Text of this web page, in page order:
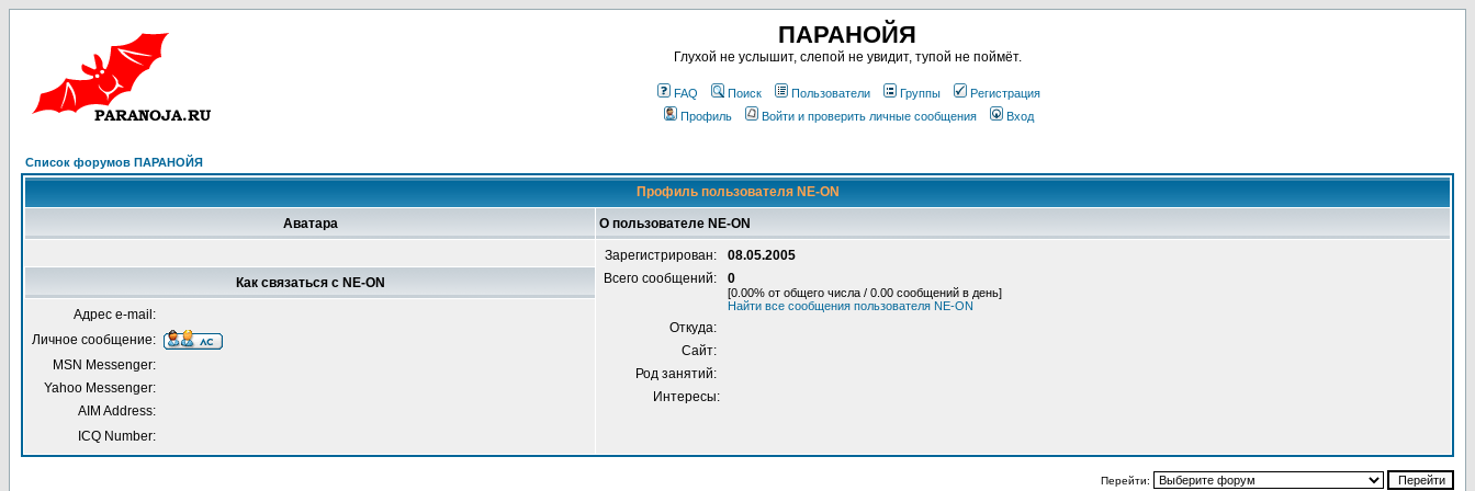
ПАРАНОЙЯ
Глухой не услышит, слепой не увидит, тупой не поймёт.
FAQ Поиск Пользователи Группы
Регистрация
Профиль
Войти и проверить личные сообщения Вход
Список форумов ПАРАНОЙЯ
Профиль пользователя NE-ON
Аватара О пользователе NE-ON
Зарегистрирован:
08.05.2005
Всего сообщений:
0
[0.00% от общего числа / 0.00 сообщений в день]
Найти все сообщения пользователя NE-ON
Откуда:
Сайт:
Род занятий:
Интересы:
Как связаться с NE-ON
Адрес e-mail:
Личное сообщение:
MSN Messenger:
Yahoo Messenger:
AIM Address:
ICQ Number:
Перейти: